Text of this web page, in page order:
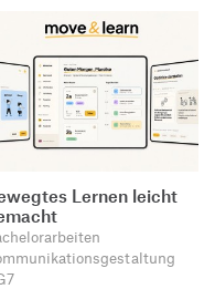
Lernen leicht